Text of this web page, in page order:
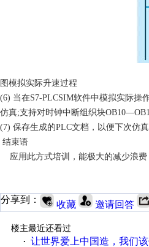
图模拟实际升速过程
(6) 当在S7-PLCSIM软件中模拟实际操
仿真;支持对时钟中断组织块
(7) 保存生成的PLC文档，以便下次仿
结束语
应用此方式培训，能极大的减少浪费
分享到： 收藏 邀请回答
楼主最近还看过
· 让世界爱上中国造，我们该做